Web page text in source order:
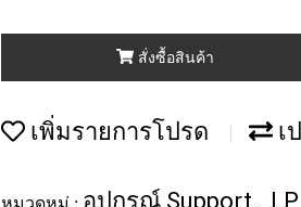
สั่งซื้อสินค้า
เพิ่มรายการโปรด เ
หมวดหมู่ : อุปกรณ์ Support , LP